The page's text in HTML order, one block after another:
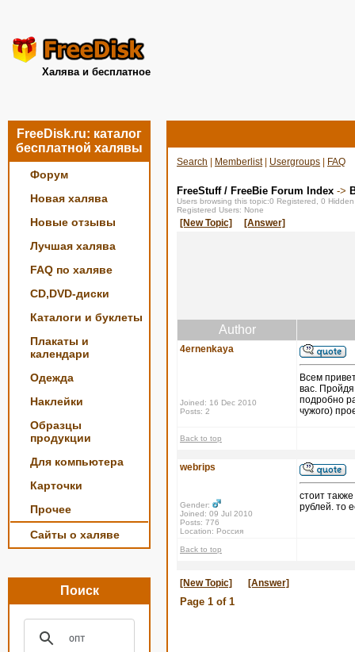
Халява и бесплатное
FreeDisk.ru: каталог
бесплатной халявы
Форум
Новая халява
Новые отзывы
Лучшая халява
FAQ по халяве
CD,DVD-диски
Каталоги и буклеты
Плакаты и
календари
Одежда
Наклейки
Образцы
продукции
Для компьютера
Карточки
Прочее
Сайты о халяве
Поиск
Search Memberlist| Usergroups FAQ
FreeStuff / FreeBie Forum Index ->
Users browsing this topic:0 Registered, 0
Registered Users: None
[New Topic] [Answer]
Author
4ernenkaya
Joined: 16 Dec 2010
Posts: 2
Всем
вас.
подробно
чужого)
Back to top
webrips
Gender:
Joined: 09 Jul 2010
Posts: 776
Location: Россия
стоит
рублей. то
Back to top
[New Topic] [Answer]
Page 1 of 1